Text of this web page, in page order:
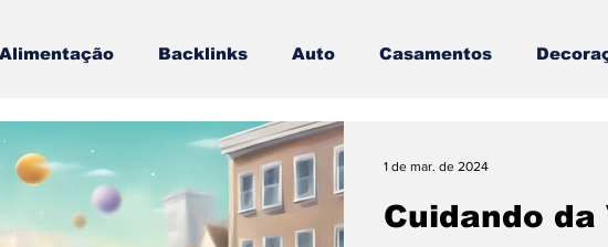
Alimentação Backlinks Auto Casamentos
Direito Investimentos
Marketing Trabalho Tecnologia Turismo
Cuidando da
1 de mar. de 2024